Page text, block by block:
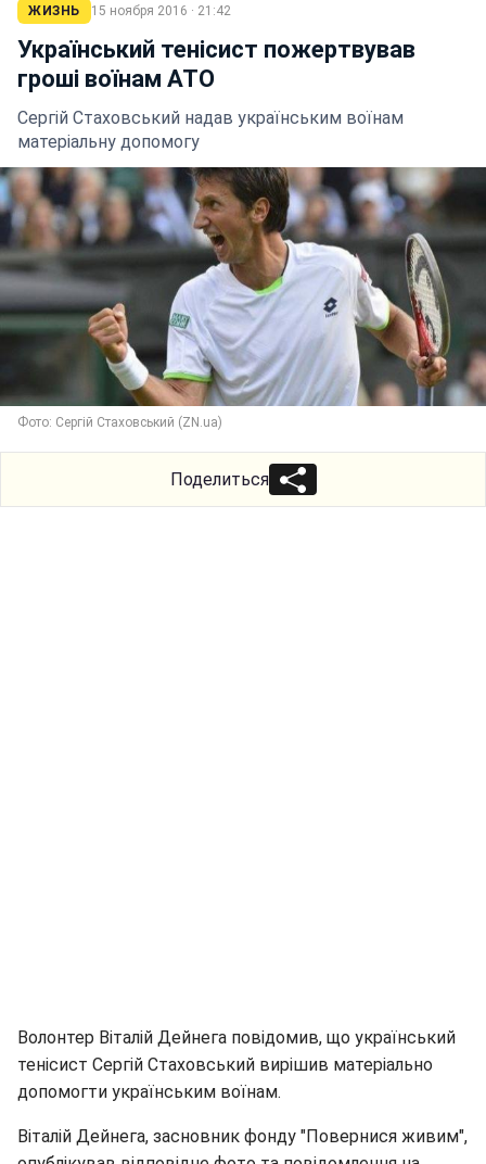
ЖИЗНЬ 15 ноября 2016 · 21:42
Український тенісист пожертвував
гроші воїнам АТО
Сергій Стаховський надав українським воїнам
матеріальну допомогу
Фото: Сергій Стаховський (ZN.ua)
Поделиться
Волонтер Віталій Дейнега повідомив, що український
тенісист Сергій Стаховський вирішив матеріально
допомогти українським воїнам.
Віталій Дейнега, засновник фонду "Повернися живим",